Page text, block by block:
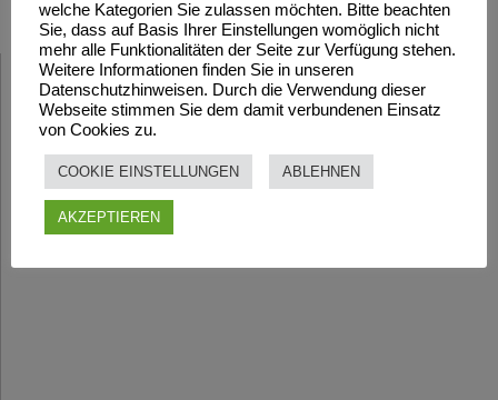
welche Kategorien Sie zulassen möchten. Bitte beachten
Sie, dass auf Basis Ihrer Einstellungen womöglich nicht
mehr alle Funktionalitäten der Seite zur Verfügung stehen.
Weitere Informationen finden Sie in unseren
Datenschutzhinweisen. Durch die Verwendung dieser
Webseite stimmen Sie dem damit verbundenen Einsatz
von Cookies zu.
COOKIE EINSTELLUNGEN ABLEHNEN
AKZEPTIEREN